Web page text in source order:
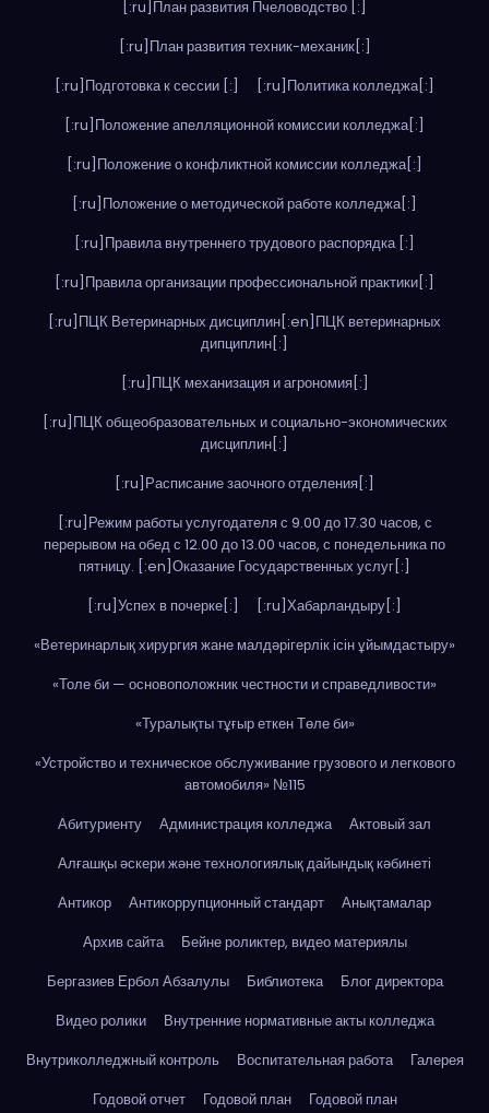
[:ru]План развития Пчеловодство [:]
[:ru]План развития техник-механик[:]
[:ru]Подготовка к сессии [:]
[:ru]Политика колледжа[:]
[:ru]Положение апелляционной комиссии колледжа[:]
[:ru]Положение о конфликтной комиссии колледжа[:]
[:ru]Положение о методической работе колледжа[:]
[:ru]Правила внутреннего трудового распорядка [:]
[:ru]Правила организации профессиональной практики[:]
[:ru]ПЦК Ветеринарных дисциплин[:en]ПЦК ветеринарных
дипциплин[:]
[:ru]ПЦК механизация и агрономия[:]
[:ru]ПЦК общеобразовательных и социально-экономических
дисциплин[:]
[:ru]Расписание заочного отделения[:]
[:ru]Режим работы услугодателя с 9.00 до 17.30 часов, с
перерывом на обед с 12.00 до 13.00 часов, с понедельника по
пятницу. [:en]Оказание Государственных услуг[:]
[:ru]Успех в почерке[:]
[:ru]Хабарландыру[:]
«Ветеринарлық хирургия жане малдәрігерлік ісін ұйымдастыру»
«Толе би — основоположник честности и справедливости»
«Туралықты тұғыр еткен Төле би»
«Устройство и техническое обслуживание грузового и легкового
автомобиля» №115
Абитуриенту
Администрация колледжа
Актовый зал
Алғашқы әскери және технологиялық дайындық кәбинеті
Антикор
Антикоррупционный стандарт
Анықтамалар
Архив сайта
Бейне роликтер, видео материялы
Бергазиев Ербол Абзалулы
Библиотека
Блог директора
Видео ролики
Внутренние нормативные акты колледжа
Внутриколледжный контроль
Воспитательная работа
Галерея
Годовой отчет
Годовой план
Годовой план